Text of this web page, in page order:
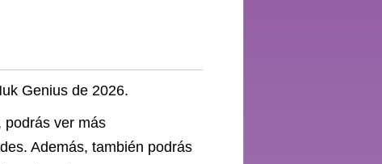
Genius de 2026.
podrás ver más
Además, también podrás